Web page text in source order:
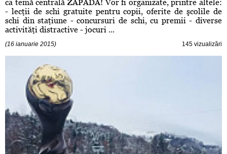
ca temă centrală ZĂPADA! Vor fi organizate, printre altele:
- lecţii de schi gratuite pentru copii, oferite de şcolile de
schi din staţiune - concursuri de schi, cu premii - diverse
activităţi distractive - jocuri ...
(16 ianuarie 2015) 145 vizualizări